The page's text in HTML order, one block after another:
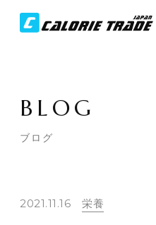
BLOG
ブログ
2021.11.16 栄養